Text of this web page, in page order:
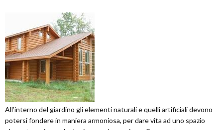
All’interno del giardino gli elementi naturali e quelli artificiali devono
potersi fondere in maniera armoniosa, per dare vita ad uno spazio